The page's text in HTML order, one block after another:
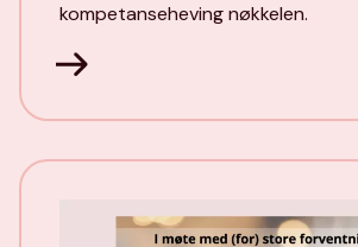
kompetanseheving nøkkelen.